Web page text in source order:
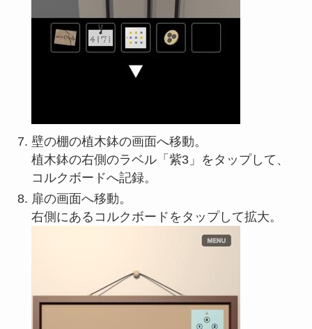
壁の棚の植木鉢の画面へ移動。
植木鉢の右側のラベル「紫3」をタップして、
コルクボードへ記録。
扉の画面へ移動。
右側にあるコルクボードをタップして拡大。